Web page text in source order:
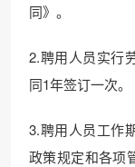
同》。
2.聘用人员实行
同1年签订一次。
3.聘用人员工作
政策规定和各项